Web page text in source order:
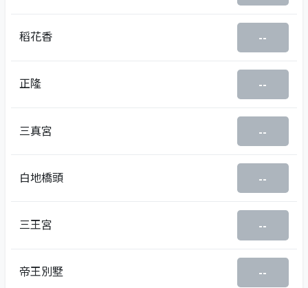
稻花香 --
正隆 --
三真宮 --
白地橋頭 --
三王宮 --
帝王別墅 --